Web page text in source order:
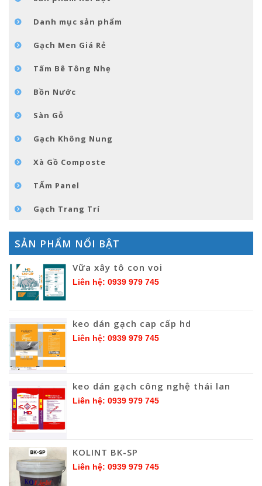
LIÊN HỆDanh mục sản phẩm
Gạch Men Giá Rẻ
Tấm Bê Tông Nhẹ
Bồn Nước
Sàn Gỗ
Gạch Không Nung
Xà Gồ Composte
TẤm Panel
Gạch Trang Trí
SẢN PHẨM NỔI BẬT
Vữa xây tô con voi
Liên hệ: 0939 979 745
keo dán gạch cap cấp hd
Liên hệ: 0939 979 745
keo dán gạch công nghệ thái lan
Liên hệ: 0939 979 745
KOLINT BK-SP
Liên hệ: 0939 979 745